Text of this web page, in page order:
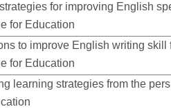
for improving English
for Education
to improve English writing
for Education
learning strategies from the